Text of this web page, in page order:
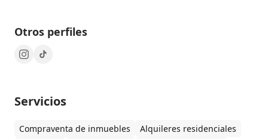
Otros perfiles
Servicios
Compraventa de inmuebles
Alquileres residenciales